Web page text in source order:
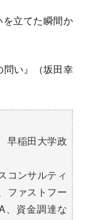
を立てた瞬間か
い』（坂田幸
早稲田大学政
コンサルティ
ファストフー
、資金調達な